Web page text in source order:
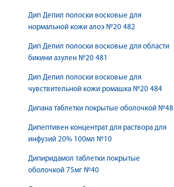
Дип Депил полоски восковые для
нормальной кожи алоэ №20 482
Дип Депил полоски восковые для области
бикини азулен №20 481
Дип Депил полоски восковые для
чувствительной кожи ромашка №20 484
Дипана таблетки покрытые оболочкой №48
Дипептивен концентрат для раствора для
инфузий 20% 100мл №10
Дипиридамол таблетки покрытые
оболочкой 75мг №40